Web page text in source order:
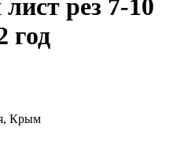
рез 7-10
год
Крым